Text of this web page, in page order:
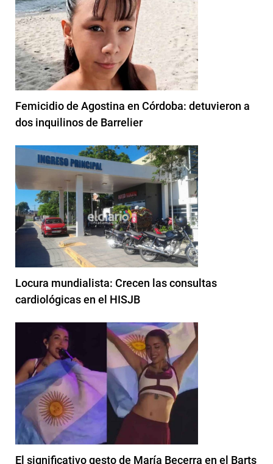
Femicidio de Agostina en Córdoba: detuvieron a
dos inquilinos de Barrelier
Locura mundialista: Crecen las consultas
cardiológicas en el HISJB
El significativo gesto de María Becerra en el Barts